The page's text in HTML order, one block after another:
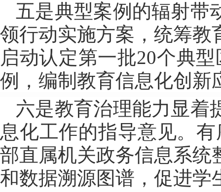
五是典型案例的辐射带
领行动实施方案，统筹教
启动认定第一批20个典
例，编制教育信息化创新
六是教育治理能力显着
息化工作的指导意见。
部直属机关政务信息系统
和数据溯源图谱，促进学